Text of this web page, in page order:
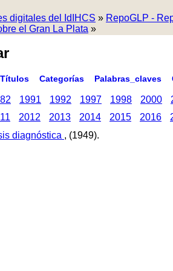
digitales del IdIHCS » RepoGLP -
el Gran La Plata »
Títulos Categorías Palabras_claves
1991 1992 1997 1998 2000
2012 2013 2014 2015 2016
diagnóstica , (1949).